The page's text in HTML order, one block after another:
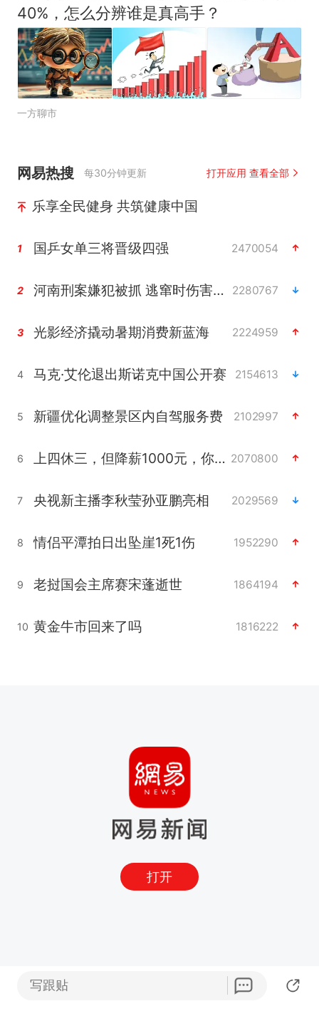
40%，怎么分辨谁是真高手？
一方聊市
网易热搜 每30分钟更新 打开应用 查看全部
乐享全民健身 共筑健康中国
1 国乒女单三将晋级四强 2470054
2 河南刑案嫌犯被抓 逃窜时伤害多人 2280767
3 光影经济撬动暑期消费新蓝海 2224959
4 马克·艾伦退出斯诺克中国公开赛 2154613
5 新疆优化调整景区内自驾服务费 2102997
6 上四休三，但降薪1000元，你接受吗？ 2070800
7 央视新主播李秋莹孙亚鹏亮相 2029569
8 情侣平潭拍日出坠崖1死1伤 1952290
9 老挝国会主席赛宋蓬逝世 1864194
10 黄金牛市回来了吗 1816222
打开
写跟贴